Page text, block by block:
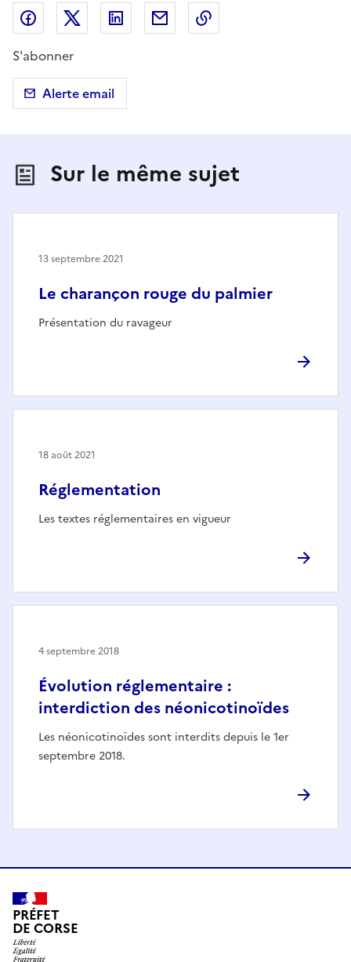
Partager sur Facebook
Partager sur X (anciennement Twitter)
Partager sur LinkedIn
Partager par email
S'abonner
Alerte email
Sur le même sujet
Le charançon rouge du palmier
Présentation du ravageur
13 septembre 2021
Réglementation
Les textes réglementaires en vigueur
18 août 2021
Évolution réglementaire :
interdiction des néonicotinoïdes
Les néonicotinoïdes sont interdits depuis le 1er
septembre 2018.
4 septembre 2018
PRÉFET
DE CORSE